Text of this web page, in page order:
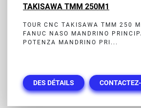
TAKISAWA TMM 250M1
TOUR CNC TAKISAWA TMM 250
FANUC NASO MANDRINO
POTENZA MANDRINO PRI...
DES DÉTAILS